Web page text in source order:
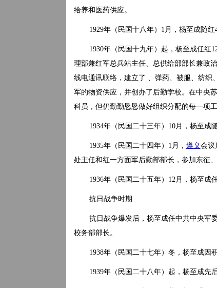
给养和医药供应。
1929年（民国十八年）1月，杨至成随
1930年（民国十九年）起，杨至成任红
理部兼红军总兵站主任、总供给部部长兼政
线电通讯联络，建立了 、弹药、被服、纺织
军的物资供应，并创办了后勤学校。在中央
科员，但仍勤勤恳恳做好组织分配的每一项工
1934年（民国二十三年）10月，杨至成
1935年（民国二十四年）1月， 遵义会议
处主任和红一方面军后勤部部长，参加东征、
1936年（民国二十五年）12月，杨至成
抗日战争时期
抗日战争爆发后，杨至成任中共中央军
校务部部长。
1938年（民国二十七年）冬，杨至成因
1939年（民国二十八年）起，杨至成先